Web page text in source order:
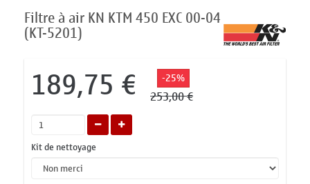
Filtre à air KN KTM 450 EXC 00-04
(KT-5201)
189,75 € -25%
253,00 €
Kit de nettoyage